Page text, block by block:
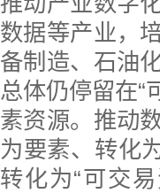
数据等产业，
备制造、石油
总体仍停留在“
素资源。推动
为要素、转化
转化为“可交